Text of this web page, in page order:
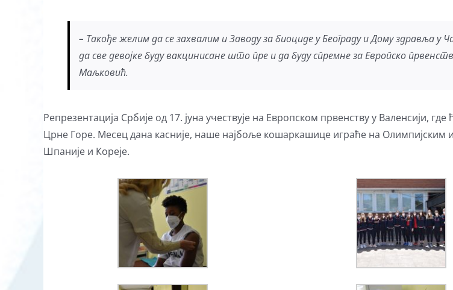
– Такође желим да се захвалим и Заводу за биоциде у Београду и Дому здравља у
да све девојке буду вакцинисане што пре и да буду спремне за Европско
Маљковић.
Репрезентација Србије од 17. јуна учествује на Европском првенству у Валенсији,
Црне Горе. Месец дана касније, наше најбоље кошаркашице играће на Олимпијским
Шпаније и Кореје.